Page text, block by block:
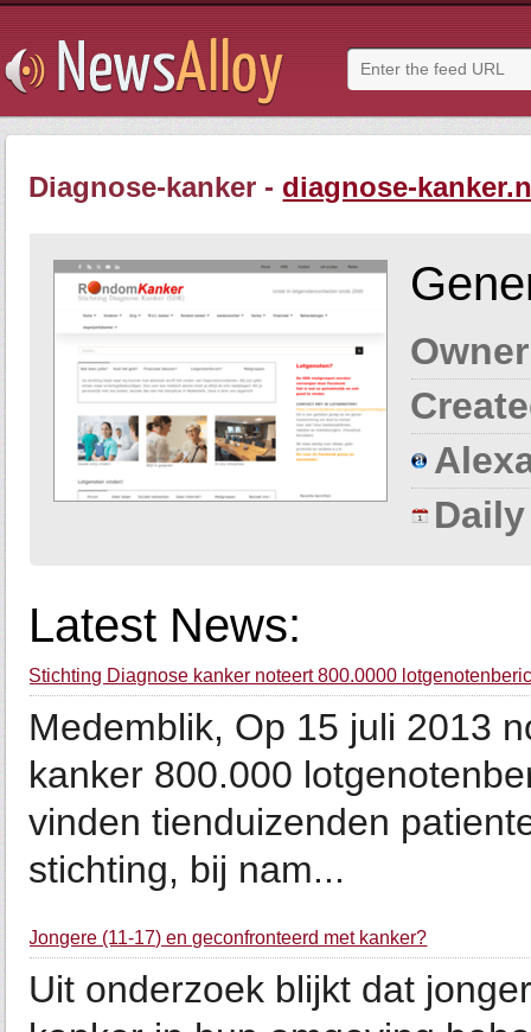
Diagnose-kanker - diagnose-
Latest News:
Stichting Diagnose kanker noteert 800.0000
Medemblik, Op 15 juli 2013
kanker 800.000
vinden tienduizenden
stichting, bij nam...
Jongere (11-17) en geconfronteerd met kanker?
Uit onderzoek blijkt dat